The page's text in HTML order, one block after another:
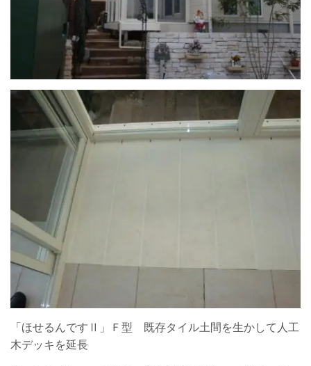
「ほせるんですⅡ」Ｆ型 既存タイル土間を生かして人工
木デッキを延長